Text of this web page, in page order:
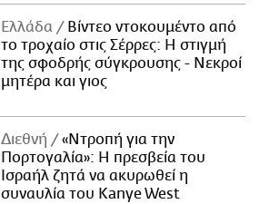
Ελλάδα
Βίντεο ντοκουμέντο από
το τροχαίο στις Σέρρες: Η στιγμή
της σφοδρής σύγκρουσης - Νεκροί
μητέρα και γιος
Διεθνή
«Ντροπή για την
Πορτογαλία»: Η πρεσβεία του
Ισραήλ ζητά να ακυρωθεί η
συναυλία του Kanye West